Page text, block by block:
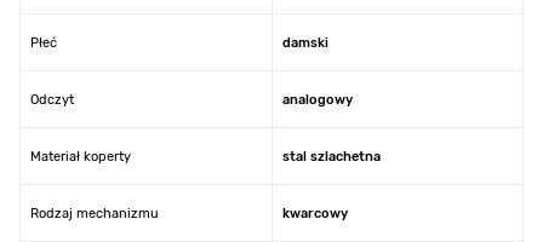
Płeć damski
Odczyt analogowy
Materiał koperty stal szlachetna
Rodzaj mechanizmu kwarcowy